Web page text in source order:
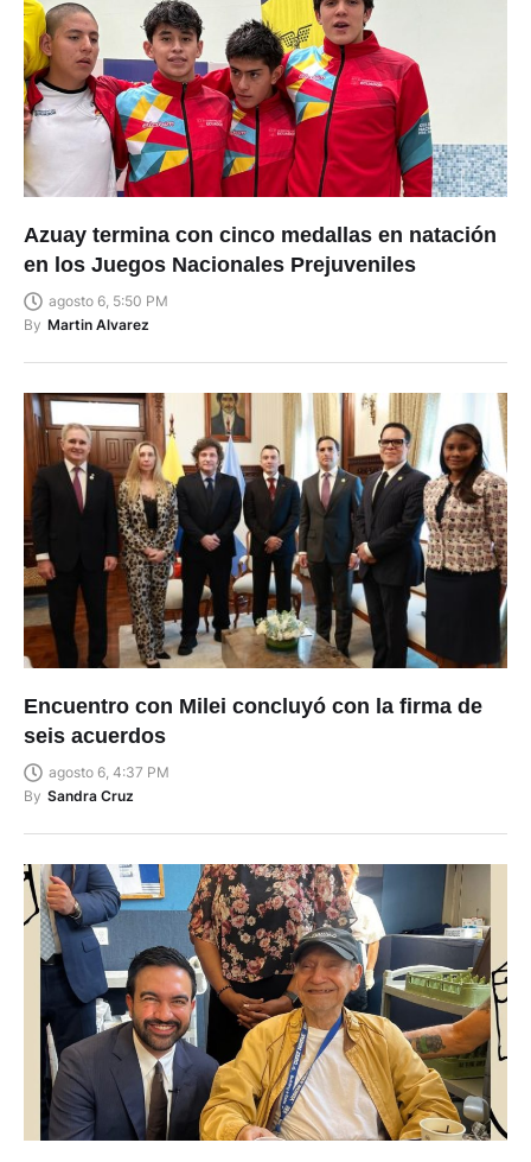
Azuay termina con cinco medallas en natación
en los Juegos Nacionales Prejuveniles
agosto 6, 5:50 PM
By Martin Alvarez
Encuentro con Milei concluyó con la firma de
seis acuerdos
agosto 6, 4:37 PM
By Sandra Cruz